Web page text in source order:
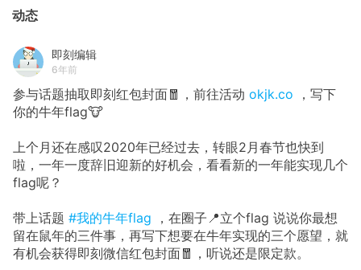
动态
即刻编辑
6年前
参与话题抽取即刻红包封面🧧，前往活动 okjk.co ，写下
你的牛年flag🐮
上个月还在感叹2020年已经过去，转眼2月春节也快到
啦，一年一度辞旧迎新的好机会，看看新的一年能实现几个
flag呢？
带上话题 #我的牛年flag
，在圈子📍立个flag 说说你最想
留在鼠年的三件事，再写下想要在牛年实现的三个愿望，就
有机会获得即刻微信红包封面🧧，听说还是限定款。